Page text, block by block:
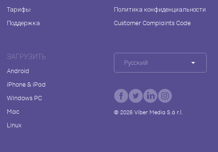
Тарифы
Поддержка
Политика конфиденциальности
Customer Complaints Code
ЗАГРУЗИТЬ
Android
iPhone & iPad
Windows PC
Mac
Linux
Русский
© 2026Viber Media S.à r.l.